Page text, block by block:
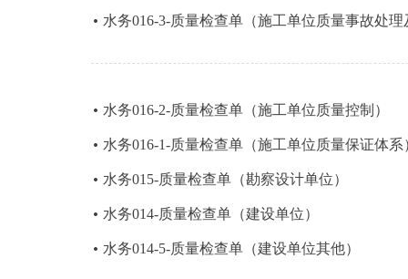
水务016-3-质量检查单（施工单位质量事故处
水务016-2-质量检查单（施工单位质量控制）
水务016-1-质量检查单（施工单位质量保证体系
水务015-质量检查单（勘察设计单位）
​水务014-质量检查单（建设单位）
​水务014-5-质量检查单（建设单位其他）